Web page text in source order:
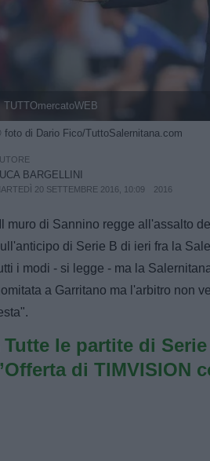
TUTTOmercatoWEB
foto di Dario Fico/TuttoSalernitana.com
LUCA BARGELLINI
20 SETTEMBRE 2016, 10:09 2016
muro di Sannino regge all'assalto
di Serie B di ieri fra la
i modi - si legge - ma la
a Garritano ma l'arbitro non
Tutte le partite di
di TIMVISION